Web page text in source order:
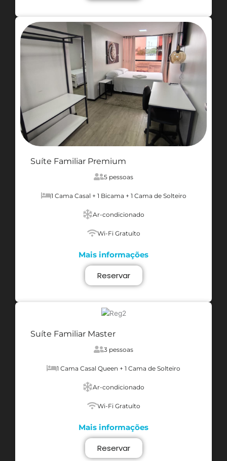
Suíte Familiar Premium
5 pessoas
1 Cama Casal + 1 Bicama + 1 Cama de Solteiro
Ar-condicionado
Wi-Fi Gratuíto
Mais informações
Reservar
Suíte Familiar Master
3 pessoas
1 Cama Casal Queen + 1 Cama de Solteiro
Ar-condicionado
Wi-Fi Gratuíto
Mais informações
Reservar